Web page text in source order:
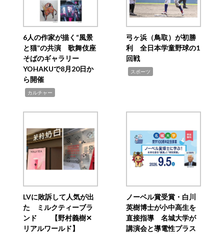
6人の作家が描く“風景
と猫”の共演 歌舞伎座
そばのギャラリー
YOHAKUで8月20日か
ら開催
カルチャー
弓ヶ浜（鳥取）が初勝
利 全日本学童野球の1
回戦
スポーツ
LVに敗訴して人気が出
た ミルクティーブラ
ンド 【野村義樹✕
リアルワールド】
ノーベル賞受賞・白川
英樹博士が小中高生を
直接指導 名城大学が
講演会と導電性プラス